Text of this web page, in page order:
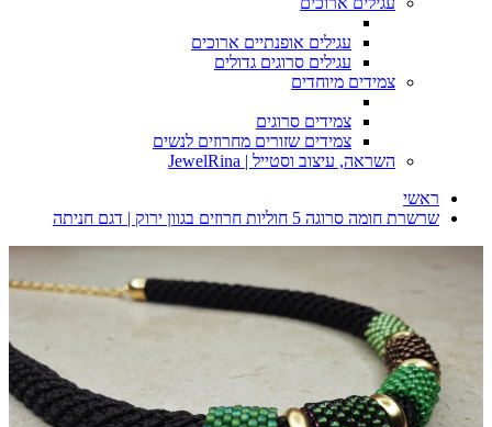
עגילים אופנתיים ארוכים
עגילים סרוגים גדולים
צמידים מיוחדים
צמידים סרוגים
צמידים שזורים מחרוזים לנשים
השראה, עיצוב וסטייל | JewelRina
ראשי
שרשרת חומה סרוגה 5 חוליות חרוזים בגוון ירוק | דגם חניתה